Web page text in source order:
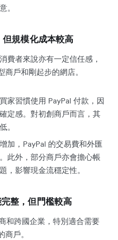
。
規模化成本較高
費者來說亦有一定信任感，
戶和剛起步的網店。
家習慣使用 PayPal 付款，因
定感。對初創商戶而言，其
。
加，PayPal 的交易費和外匯
此外，部分商戶亦會擔心帳
，影響現金流穩定性。
整，但門檻較高
和跨國企業，特別適合需要
戶。